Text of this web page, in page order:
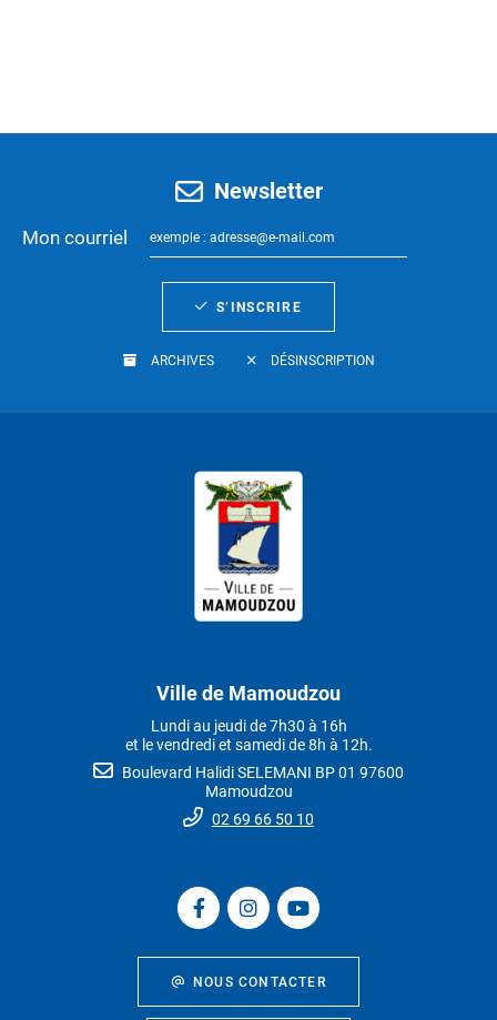
Newsletter
Mon courriel
S’INSCRIRE
ARCHIVES DÉSINSCRIPTION
Ville de Mamoudzou
Lundi au jeudi de 7h30 à 16h
et le vendredi et samedi de 8h à 12h.
Boulevard Halidi SELEMANI BP 01 97600
Mamoudzou
02 69 66 50 10
NOUS CONTACTER